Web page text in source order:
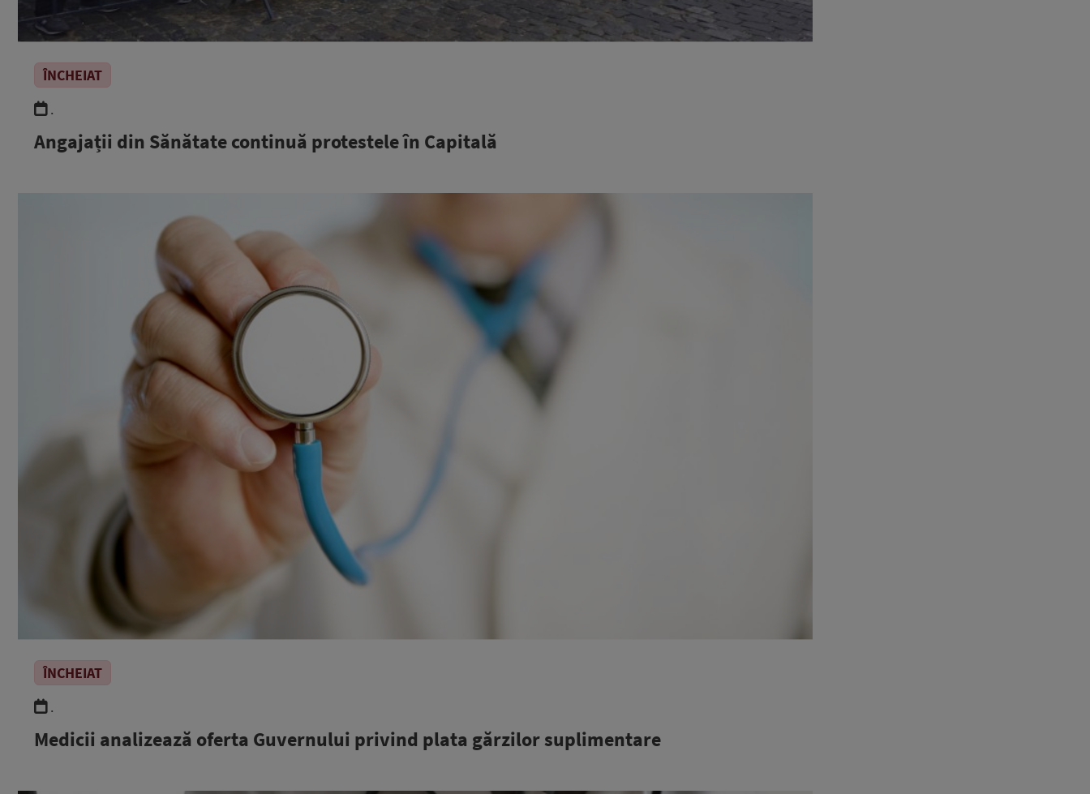
ÎNCHEIAT
.
Angajații din Sănătate continuă protestele în Capitală
ÎNCHEIAT
.
Medicii analizează oferta Guvernului privind plata gărzilor suplimentare